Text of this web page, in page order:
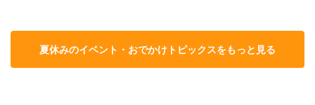
夏休みのイベント・おでかけトピックスをもっと見る